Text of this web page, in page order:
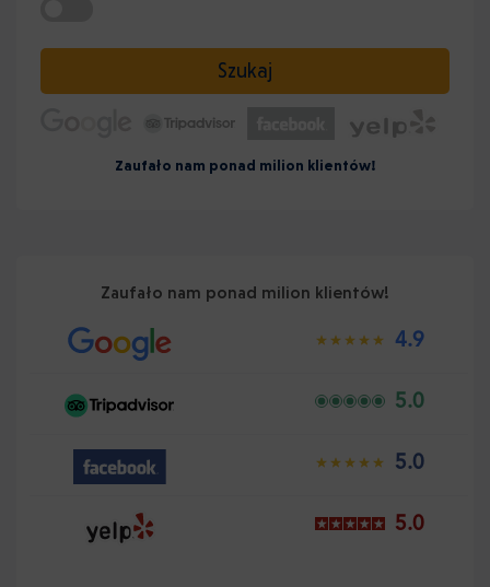
Szukaj
Zaufało nam ponad milion klientów!
Zaufało nam ponad milion klientów!
4.9
5.0
5.0
5.0